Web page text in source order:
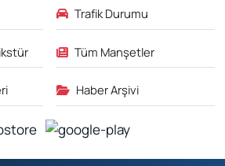
Trafik Durumu
Tüm Manşetler
Haber Arşivi